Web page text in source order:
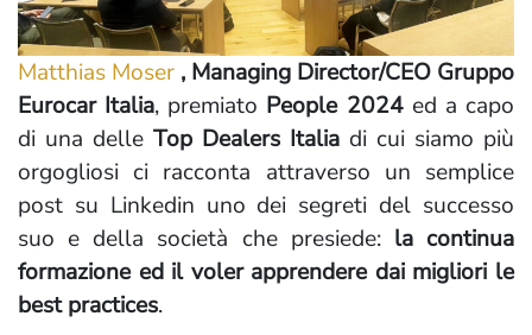
Matthias Moser , Managing Director/CEO Gruppo
Eurocar Italia, premiato People 2024ed a capo
di una delle Top Dealers Italia di cui siamo più
orgogliosi ci racconta attraverso un semplice
post su Linkedin uno dei segreti del successo
suo e della società che presiede: la continua
formazione ed il voler apprendere dai migliori le
best practices.